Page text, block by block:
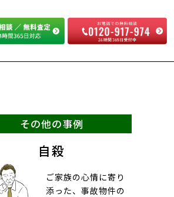
その他の事例
自殺
ご家族の心情に寄り
添った、事故物件の